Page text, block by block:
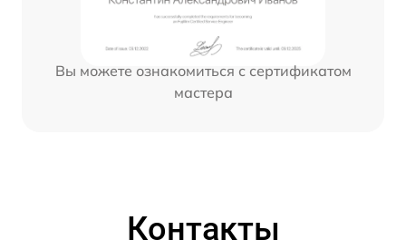
Вы можете ознакомиться с сертификатом
мастера
Контакты